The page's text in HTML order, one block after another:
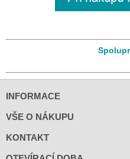
INFORMACE
VŠE O NÁKUPU
KONTAKT